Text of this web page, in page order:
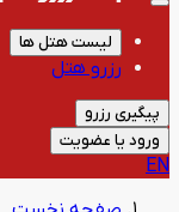
لیست هتل ها
رزرو هتل
پیگیری رزرو
ورود یا عضویت
EN